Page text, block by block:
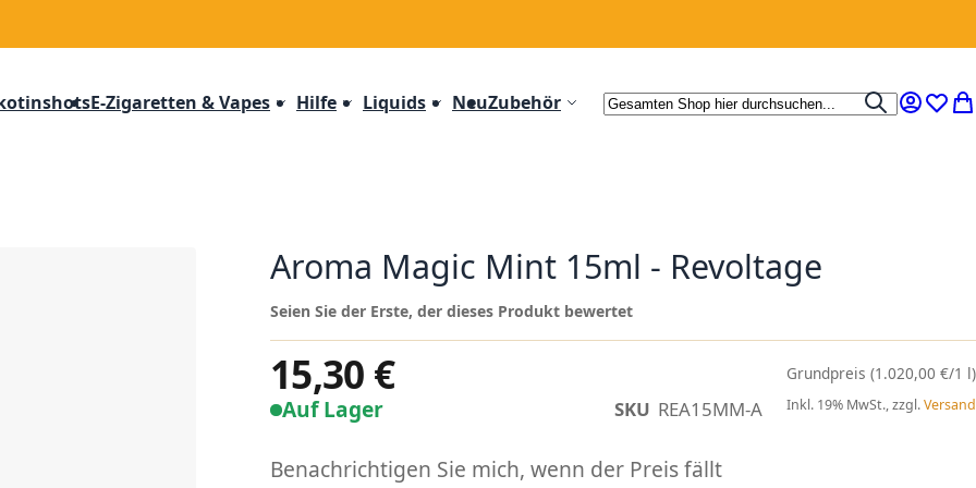
E-Zigaretten & Vapes Hilfe Liquids NeuZubehör Suche
Suche
Mein
Aroma Magic Mint 15ml - Revoltage
Auf Lager SKU REA15MM-A
Seien Sie der Erste, der dieses Produkt bewertet
15,30 € (1.020,00 €/1 l)
Inkl. 19% MwSt., zzgl.Versand
Benachrichtigen Sie mich, wenn der Preis fällt